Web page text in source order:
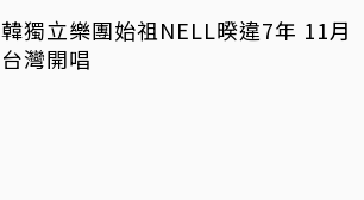
韓獨立樂團始祖NELL暌違7年 11月
台灣開唱